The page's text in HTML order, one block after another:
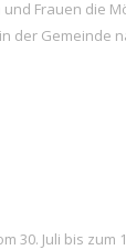
Frauen die
der Gemeinde
30. Juli bis zum